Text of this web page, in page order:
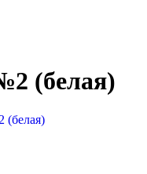
(белая)